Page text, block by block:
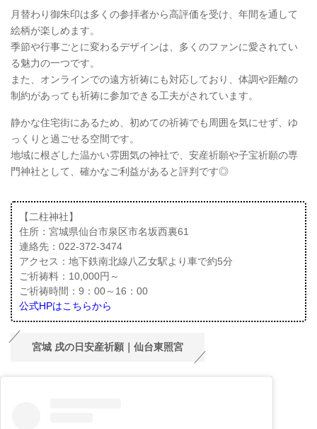
月替わり御朱印は多くの参拝者から高評価を受け、年間を通して
絵柄が楽しめます。
季節や行事ごとに変わるデザインは、多くのファンに愛されてい
る魅力の一つです。
また、オンラインでの遠方祈祷にも対応しており、体調や距離の
制約があっても祈祷に参加できる工夫がされています。
静かな住宅街にあるため、初めての祈祷でも周囲を気にせず、ゆ
っくりと過ごせる空間です。
地域に根ざした温かい雰囲気の神社で、安産祈願や子宝祈願の専
門神社として、確かなご利益があると評判です◎
【二柱神社】
住所：宮城県仙台市泉区市名坂西裏61
連絡先：022-372-3474
アクセス：地下鉄南北線八乙女駅より車で約5分
ご祈祷料：10,000円～
ご祈祷時間：9：00～16：00
公式HPはこちらから
宮城 戌の日安産祈願｜仙台東照宮